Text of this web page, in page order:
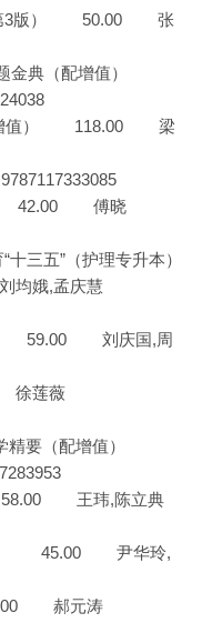
（第3版） 50.00 张
题金典（配增值）
配增值） 118.00 梁
教) 42.00 傅晓
三五”（护理专升本）
均娥,孟庆慧
) 59.00 刘庆国,周
徐莲薇
学精要（配增值）
58.00 王玮,陈立典
值） 45.00 尹华玲,
郝元涛